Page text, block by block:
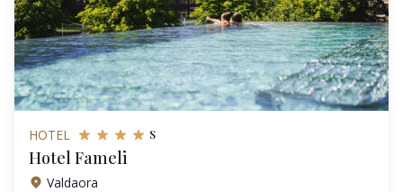
HOTEL s
Hotel Fameli
Valdaora